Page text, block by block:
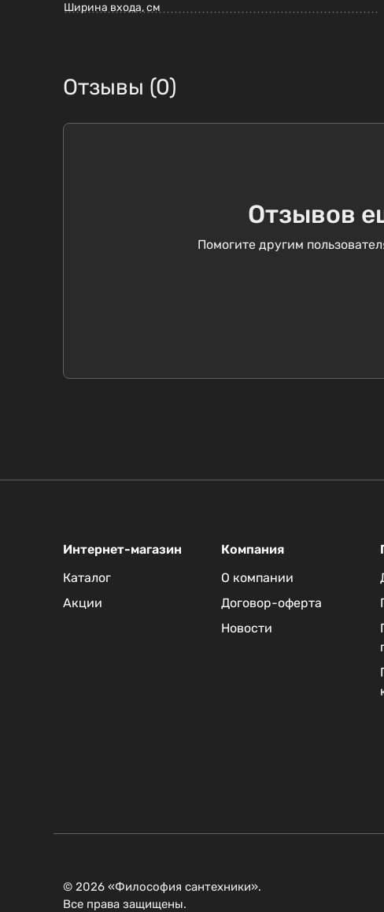
Ширина входа, см
Отзывы (0)
Отзывов
Помогите другим
Интернет-магазин
Каталог
Акции
Компания
О компании
Договор-оферта
Новости
© 2026 «Философия сантехники».
Все права защищены.